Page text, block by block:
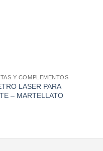
Y COMPLEMENTOS
LASER PARA
– MARTELLATO